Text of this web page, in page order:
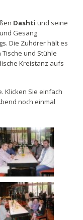
Dashti und seine
Gesang
Die Zuhörer hält es
und Stühle
Kreistanz aufs
Klicken Sie einfach
noch einmal